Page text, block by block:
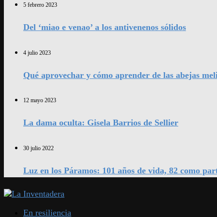
5 febrero 2023
Del ‘miao e venao’ a los antivenenos sólidos
4 julio 2023
Qué aprovechar y cómo aprender de las abejas
12 mayo 2023
La dama oculta: Gisela Barrios de Sellier
30 julio 2022
Luz en los Páramos: 101 años de vida, 82 como
En resiliencia